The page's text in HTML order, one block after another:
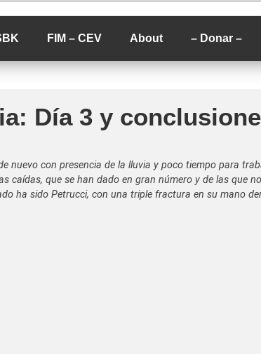
GP
FIM – CEV About – Donar –
Día 3 y
nuevo con presencia de la lluvia y poco tiempo para
caídas, que se han dado en gran número y de las que
ha sido Petrucci, con una triple fractura en su mano